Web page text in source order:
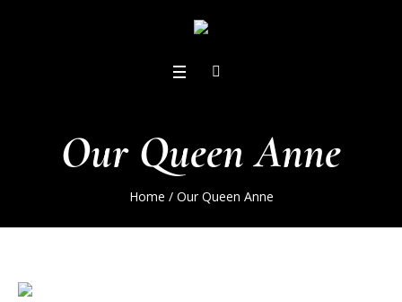
Our Queen Anne
Home / Our Queen Anne